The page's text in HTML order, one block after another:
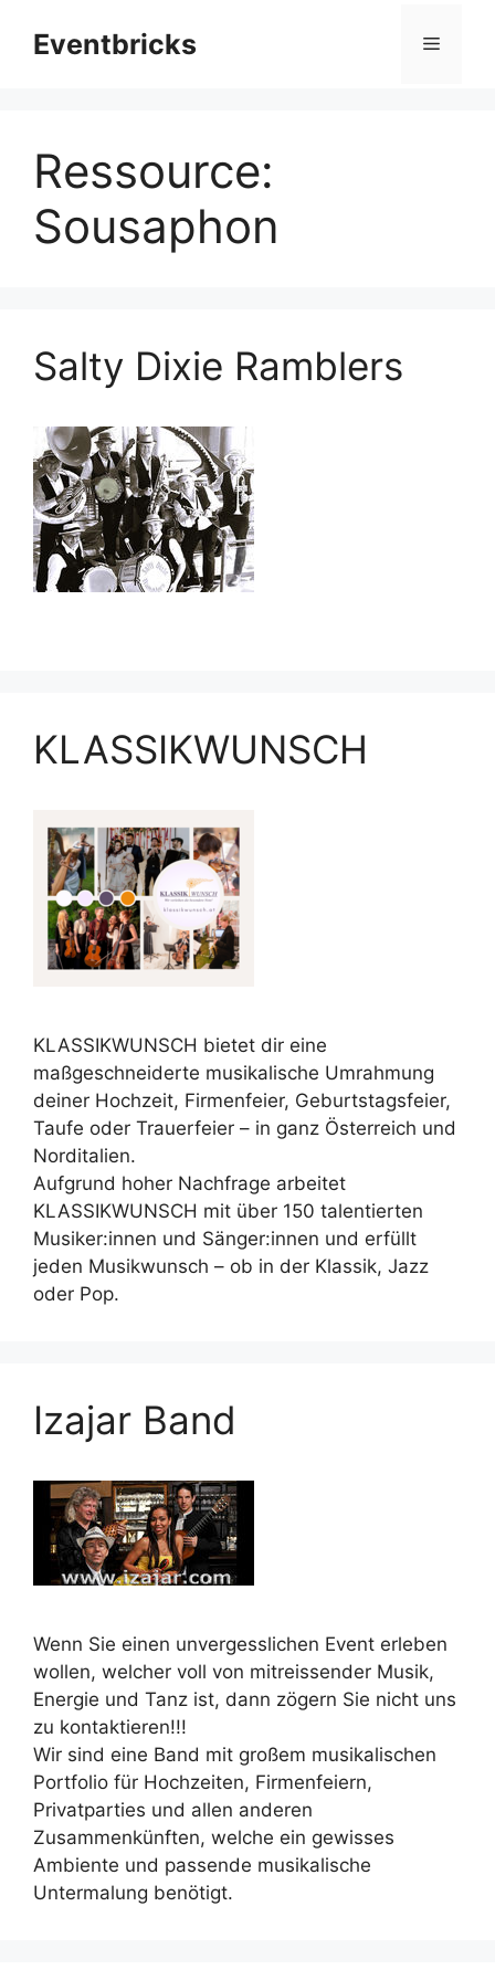
InhaltEventbricks Menü
Ressource:
Sousaphon
Salty Dixie Ramblers
KLASSIKWUNSCH
KLASSIKWUNSCH bietet dir eine
maßgeschneiderte musikalische Umrahmung
deiner Hochzeit, Firmenfeier, Geburtstagsfeier,
Taufe oder Trauerfeier – in ganz Österreich und
Norditalien.
Aufgrund hoher Nachfrage arbeitet
KLASSIKWUNSCH mit über 150 talentierten
Musiker:innen und Sänger:innen und erfüllt
jeden Musikwunsch – ob in der Klassik, Jazz
oder Pop.
Izajar Band
Wenn Sie einen unvergesslichen Event erleben
wollen, welcher voll von mitreissender Musik,
Energie und Tanz ist, dann zögern Sie nicht uns
zu kontaktieren!!!
Wir sind eine Band mit großem musikalischen
Portfolio für Hochzeiten, Firmenfeiern,
Privatparties und allen anderen
Zusammenkünften, welche ein gewisses
Ambiente und passende musikalische
Untermalung benötigt.